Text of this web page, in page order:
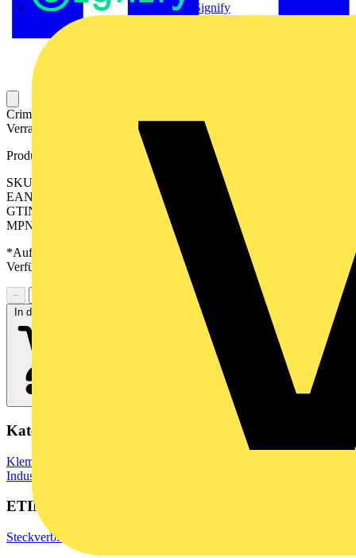
Signify
Crimpanschluss zur Verbindung des Leiter mit dem Kontakt und zur
Verrastung in den Kontaktträger.
Produktkennzeichen
SKU: 2530940000
EAN: 04050118541052
GTIN: 04050118541052
MPN: SAI-M12L-KSC-1.5
*Auf Anfrage verfügbar - bitte in den Warenkorb legen, um
Verfügbarkeit zu prüfen
−
In den Warenkorb
Kategorien
Klemmen, Steckverbinder & Verbindungselemente
Industriesteckverbinder
ETIM Group
Steckverbinder